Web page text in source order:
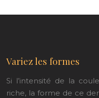
Variez les formes
Si l’intensité de la
riche, la forme de ce